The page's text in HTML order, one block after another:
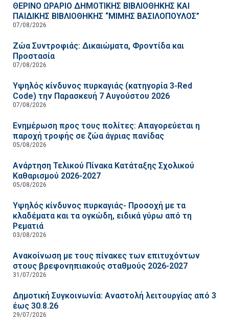
ΘΕΡΙΝΟ ΩΡΑΡΙΟ ΔΗΜΟΤΙΚΗΣ ΒΙΒΛΙΟΘΗΚΗΣ ΚΑΙ
ΠΑΙΔΙΚΗΣ ΒΙΒΛΙΟΘΗΚΗΣ “ΜΙΜΗΣ ΒΑΣΙΛΟΠΟΥΛΟΣ”
07/08/2026
Ζώα Συντροφιάς: Δικαιώματα, Φροντίδα και
Προστασία
07/08/2026
Υψηλός κίνδυνος πυρκαγιάς (κατηγορία 3-Red
Code) την Παρασκευή 7 Αυγούστου 2026
07/08/2026
Ενημέρωση προς τους πολίτες: Απαγορεύεται η
παροχή τροφής σε ζώα άγριας πανίδας
05/08/2026
Ανάρτηση Τελικού Πίνακα Κατάταξης Σχολικού
Καθαρισμού 2026-2027
05/08/2026
Υψηλός κίνδυνος πυρκαγιάς- Προσοχή με τα
κλαδέματα και τα ογκώδη, ειδικά γύρω από τη
Ρεματιά
03/08/2026
Ανακοίνωση με τους πίνακες των επιτυχόντων
στους βρεφονηπιακούς σταθμούς 2026-2027
31/07/2026
Δημοτική Συγκοινωνία: Αναστολή λειτουργίας από 3
έως 30.8.26
29/07/2026